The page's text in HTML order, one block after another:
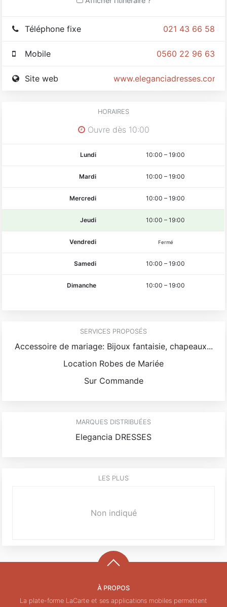
021 43 66 58
Téléphone fixe
0560 22 96 63
Mobile
www.eleganciadresses.com
Site web
HORAIRES
Ouvre dès 10:00
Lundi 10:00 –19:00
Mardi 10:00 –19:00
Mercredi 10:00 –19:00
Jeudi 10:00 –19:00
Vendredi Fermé
Samedi 10:00 –19:00
Dimanche 10:00 –19:00
SERVICES PROPOSÉS
Accessoire de mariage: Bijoux fantaisie, chapeaux...
Location Robes de Mariée
Sur Commande
MARQUES DISTRIBUÉES
Elegancia DRESSES
LES PLUS
Non indiqué
À PROPOS
La plate-forme LaCarte et ses applications mobiles permettent